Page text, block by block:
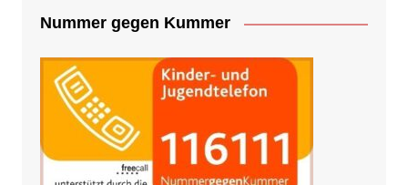
Nummer gegen Kummer